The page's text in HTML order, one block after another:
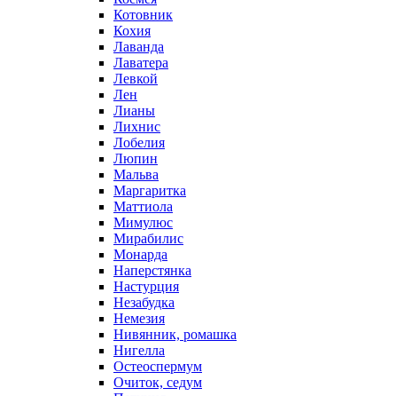
Котовник
Кохия
Лаванда
Лаватера
Левкой
Лен
Лианы
Лихнис
Лобелия
Люпин
Мальва
Маргаритка
Маттиола
Мимулюс
Мирабилис
Монарда
Наперстянка
Настурция
Незабудка
Немезия
Нивянник, ромашка
Нигелла
Остеоспермум
Очиток, седум